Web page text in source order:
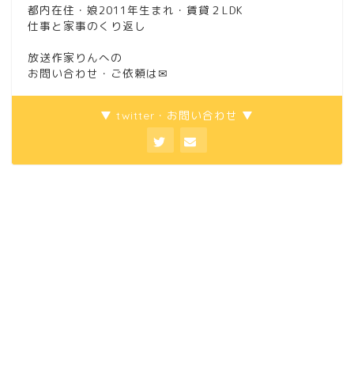
都内在住・娘2011年生まれ・賃貸２LDK
仕事と家事のくり返し
放送作家りんへの
お問い合わせ・ご依頼は ✉
▼ twitter・お問い合わせ ▼